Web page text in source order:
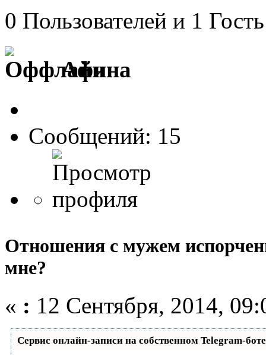
0 Пользователей и 1
Афина
Сообщений: 15
Отношения с мужем
мне?
« : 12 Сентября, 2014,
Сервис онлайн-записи на собственном Telegram-боте